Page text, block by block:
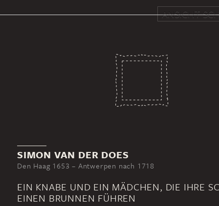
ANSICHT
SIMON VAN DER DOES
Den Haag 1653 – Antwerpen nach 1718
EIN KNABE UND EIN MÄDCHEN, DIE IHRE
EINEN BRUNNEN FÜHREN